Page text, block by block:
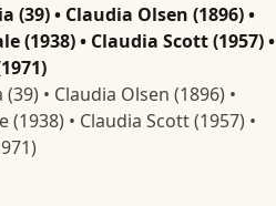
(39) • Claudia Olsen (1896) •
(1938) • Claudia Scott (1957) •
• Claudia Olsen (1896) •
(1938) • Claudia Scott (1957) •